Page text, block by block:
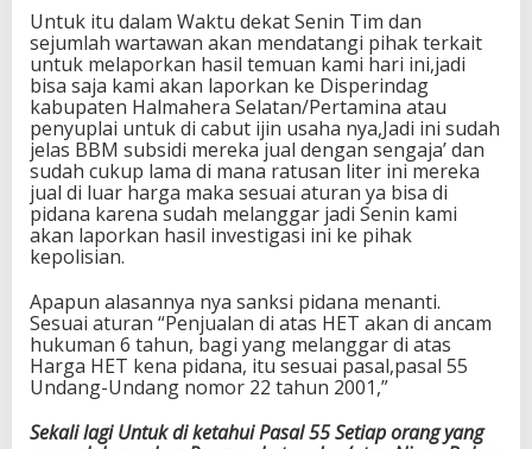
Untuk itu dalam Waktu dekat Senin Tim dan
sejumlah wartawan akan mendatangi pihak terkait
untuk melaporkan hasil temuan kami hari ini,jadi
bisa saja kami akan laporkan ke Disperindag
kabupaten Halmahera Selatan/Pertamina atau
penyuplai untuk di cabut ijin usaha nya,Jadi ini sudah
jelas BBM subsidi mereka jual dengan sengaja’ dan
sudah cukup lama di mana ratusan liter ini mereka
jual di luar harga maka sesuai aturan ya bisa di
pidana karena sudah melanggar jadi Senin kami
akan laporkan hasil investigasi ini ke pihak
kepolisian.
Apapun alasannya nya sanksi pidana menanti.
Sesuai aturan “Penjualan di atas HET akan di ancam
hukuman 6 tahun, bagi yang melanggar di atas
Harga HET kena pidana, itu sesuai pasal,pasal 55
Undang-Undang nomor 22 tahun 2001,”
Sekali lagi Untuk di ketahui Pasal 55 Setiap orang yang